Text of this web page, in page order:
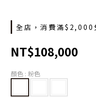
全店，消費滿$2,000
NT$108,000
顏色 : 粉色